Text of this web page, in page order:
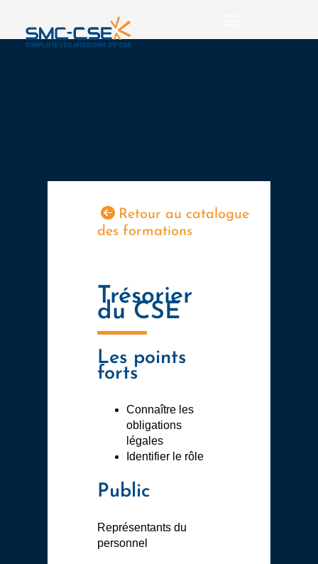
contenu
Retour au catalogue
des formations
Trésorier
du CSE
Les points
forts
Connaître les
obligations
légales
Identifier le rôle
Public
Représentants du
personnel